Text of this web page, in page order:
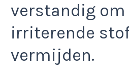
verstandig om
irriterende
vermijden.